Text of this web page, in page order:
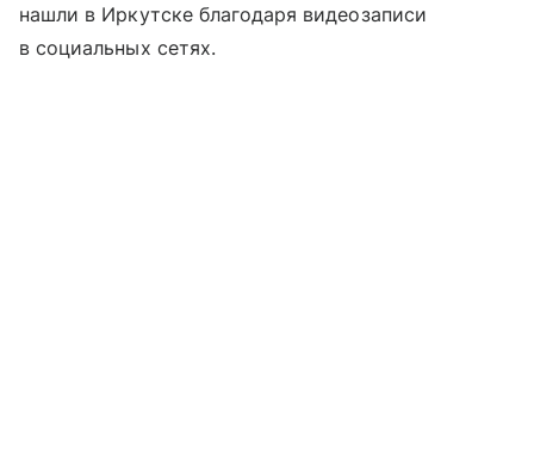
нашли в Иркутске благодаря видеозаписи
в социальных сетях.